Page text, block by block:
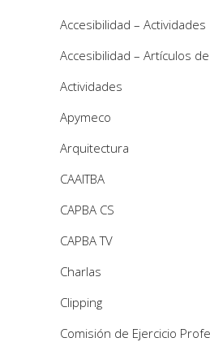
Accesibilidad – Actividades
Accesibilidad – Artículos
Actividades
Apymeco
Arquitectura
CAAITBA
CAPBA CS
CAPBA TV
Charlas
Clipping
Comisión de Ejercicio